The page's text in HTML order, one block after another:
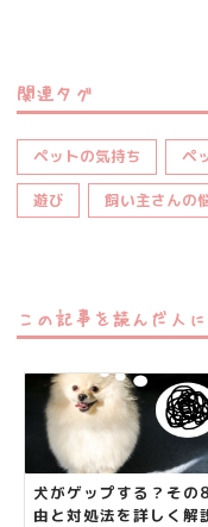
関連タグ
ペットの気持ち ペ
遊び 飼い主さんの
この記事を読んだ人
犬がゲップする？その
由と対処法を詳しく解